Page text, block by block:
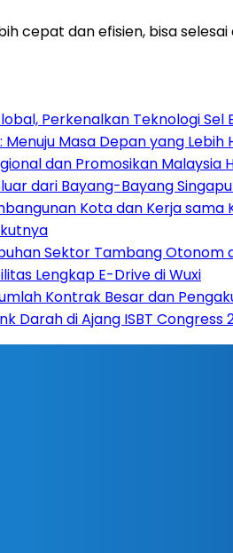
cepat dan efisien, bisa
Perkenalkan Teknologi
Masa Depan yang Lebih
dan Promosikan
dari Bayang-Bayang
Kota dan Kerja
Sektor Tambang Otonom
Lengkap E-Drive di Wuxi
Kontrak Besar dan
di Ajang ISBT